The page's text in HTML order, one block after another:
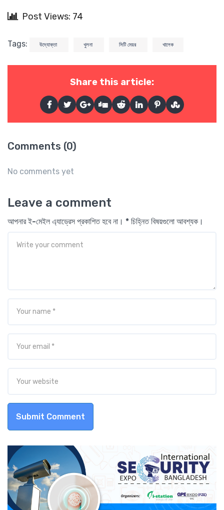
Post Views: 74
Tags: উদ্যোক্তা খুলনা সিটি মেয়র খালেক
Share this article:
Comments (0)
No comments yet
Leave a comment
আপনার ই-মেইল এ্যাড্রেস প্রকাশিত হবে না। * চিহ্নিত বিষয়গুলো আবশ্যক।
Submit Comment